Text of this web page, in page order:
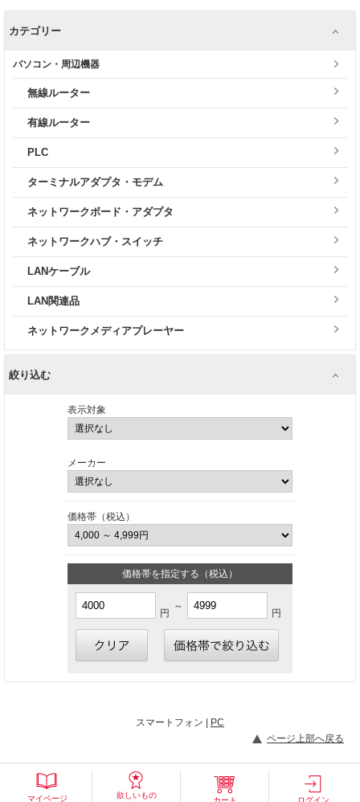
カテゴリー
パソコン・周辺機器
無線ルーター
有線ルーター
PLC
ターミナルアダプタ・モデム
ネットワークボード・アダプタ
ネットワークハブ・スイッチ
LANケーブル
LAN関連品
ネットワークメディアプレーヤー
絞り込む
表示対象
メーカー
価格帯（税込）
価格帯を指定する（税込）
円
～
円
スマートフォン |
PC
ページ上部へ戻る
マイページ
欲しいもの
カート ログイン